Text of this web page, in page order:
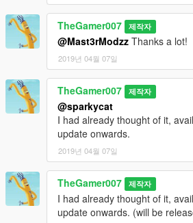
TheGamer007 제작자
@Mast3rModzz Thanks a lot!
2019년 04월 07일
TheGamer007 제작자
@sparkycat
I had already thought of it,
update onwards.
2019년 04월 07일
TheGamer007 제작자
I had already thought of it,
update onwards. (will be